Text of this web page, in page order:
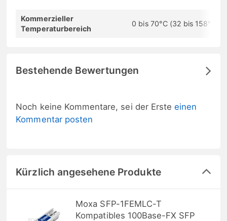
Kommerzieller
Temperaturbereich
0 bis 70°C (32 bis 158°F)
Bestehende Bewertungen
Noch keine Kommentare, sei der Ersteeinen
Kommentar posten
Kürzlich angesehene Produkte
Moxa SFP-1FEMLC-T
Kompatibles 100Base-FX SFP